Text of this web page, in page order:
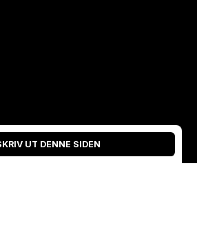
UT DENNE SIDEN